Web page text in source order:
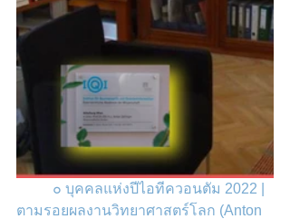
๐ บุคคลแห่งปีไอทีควอนตัม 2022 |
ตามรอยผลงานวิทยาศาสตร์โลก (Anton